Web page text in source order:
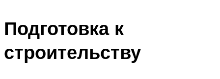
Подготовка к
строительству